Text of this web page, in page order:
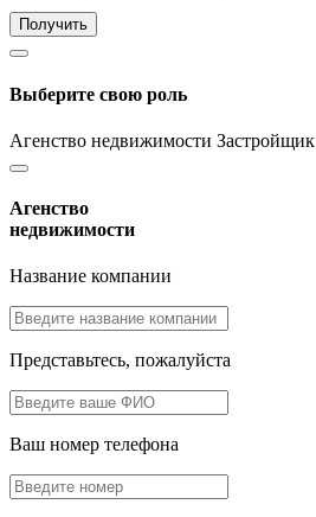
Получить
Выберите свою роль
Агенство недвижимости Застройщик
Агенство
недвижимости
Название компании
Представьтесь, пожалуйста
Ваш номер телефона